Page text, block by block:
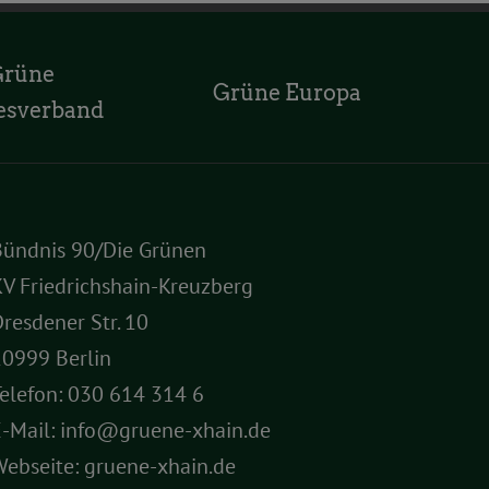
Grüne Europa
90/Die Grünen
Friedrichshain-Kreuzberg
Str. 10
Berlin
030 614 314 6
Mail: info@gruene-xhain.de
gruene-xhain.de